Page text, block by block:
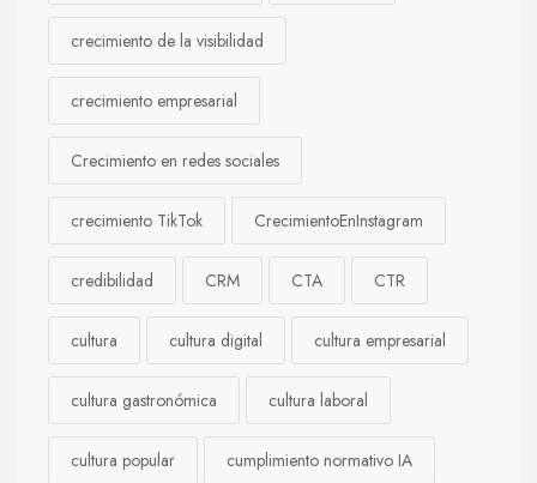
crecimiento de la visibilidad
crecimiento empresarial
Crecimiento en redes sociales
crecimiento TikTok CrecimientoEnInstagram
credibilidad CRM CTA CTR
cultura cultura digital cultura empresarial
cultura gastronómica cultura laboral
cultura popular cumplimiento normativo IA